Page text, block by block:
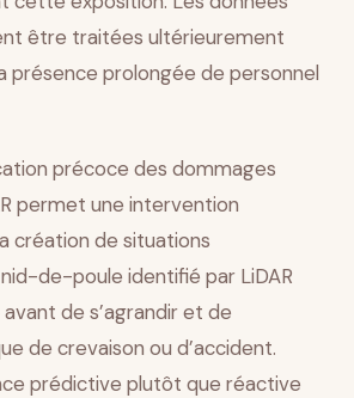
être traitées ultérieurement
présence prolongée de personnel
précoce des dommages
permet une intervention
création de situations
de-poule identifié par LiDAR
de s’agrandir et de
de crevaison ou d’accident.
prédictive plutôt que réactive